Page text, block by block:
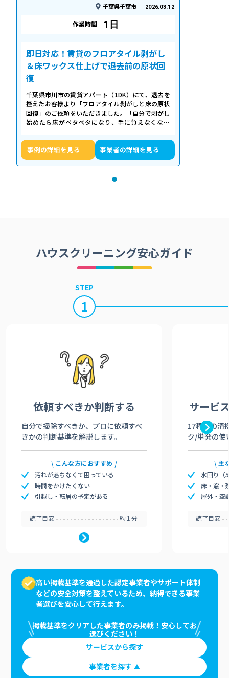
千葉県千葉市 2026.03.12
作業時間 1日
即日対応！賃貸のフロアタイル剥がし
＆床ワックス仕上げで退去前の原状回
復
千葉県市川市の賃貸アパート（1DK）にて、退去を
控えたお客様より「フロアタイル剥がしと床の原状
回復」のご依頼をいただきました。「自分で剥がし
始めたら床がベタベタになり、手に負えなくなっ
事例の詳細を見る 事業者の詳細を見る
ハウスクリーニング安心ガイド
STEP
1
依頼すべきか判断する
自分で掃除すべきか、プロに依頼すべ
きかの判断基準を解説します。
こんな方におすすめ
汚れが落ちなくて困っている
時間をかけたくない
引越し・転居の予定がある
読了目安 約1分
サービ
17種類の清
ク/単発の使
主
水回り（
床・窓・
屋外・空
読了目安
高い掲載基準を通過した認定事業者やサポート体制
などの安全対策を整えているため、納得できる事業
者選びを安心して行えます。
掲載基準をクリアした事業者のみ掲載！安心してお
選びください！
サービスから探す
事業者を探す